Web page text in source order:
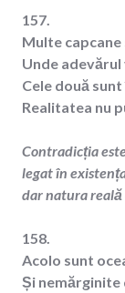
157.
Multe capcane
Unde
Cele două
Realitatea nu
Contradicția
legat în
dar natura
158.
Acolo sunt
Și nemărginite